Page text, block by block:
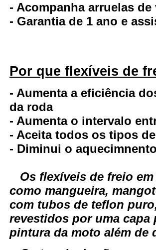
- Acompanha arruelas de
- Garantia de 1 ano e
Por que flexíveis de
- Aumenta a eficiência
da roda
- Aumenta o intervalo
- Aceita todos os tipos
- Diminui o
Os flexíveis de freio
como mangueira,
com tubos de teflon
revestidos por uma
pintura da moto além de